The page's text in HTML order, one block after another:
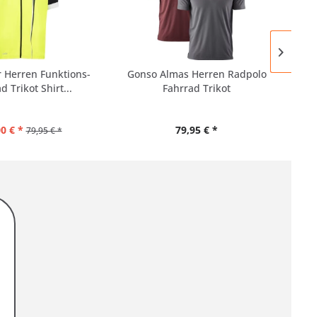
Herren Funktions-
Trikot Shirt...
€ * 79,95 € *
Gonso Almas Herren Radpolo
Fahrrad Trikot
79,95 € *